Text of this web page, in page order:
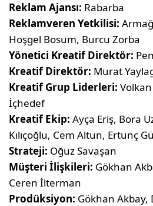
Reklam Ajansı: Rabarba
Reklamveren Yetkilisi:
Hoşgel Bosum, Burcu Zorba
Yönetici Kreatif Direktör:
Kreatif Direktör: Murat
Kreatif Grup Liderleri: Volkan
İçhedef
Kreatif Ekip: Ayça Eriş, Bora
Kılıçoğlu, Cem Altun, Ertunç
Strateji: Oğuz Savaşan
Müşteri İlişkileri: Gökhan
Ceren İlterman
Prodüksiyon: Gökhan Akbay,